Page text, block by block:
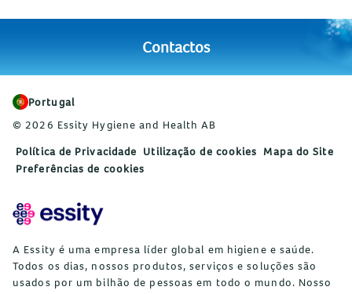
Contactos
Portugal
© 2026 Essity Hygiene and Health AB
Política de Privacidade Utilização de cookies Mapa do Site
Preferências de cookies
A Essity é uma empresa líder global em higiene e saúde.
Todos os dias, nossos produtos, serviços e soluções são
usados por um bilhão de pessoas em todo o mundo. Nosso